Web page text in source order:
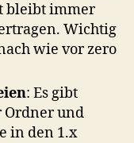
bleibt immer
Wichtig
wie vor zero
: Es gibt
Ordner und
in den 1.x